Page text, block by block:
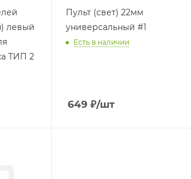
левый
ТИП 2
Пульт (свет) 22мм
универсальный #1
Есть в наличии
649 ₽/шт